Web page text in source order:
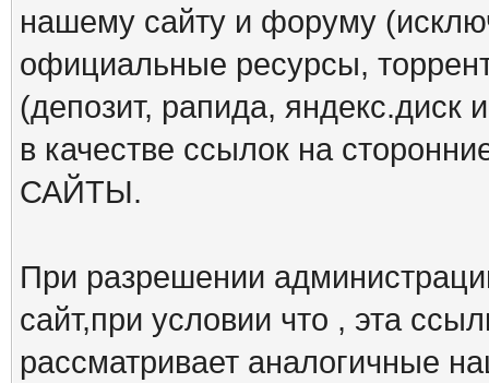
нашему сайту и форуму
официальные ресурсы,
(депозит, рапида, яндекс.диск
в качестве ссылок на
САЙТЫ.
При разрешении
сайт,при условии что , эта
рассматривает аналогичные